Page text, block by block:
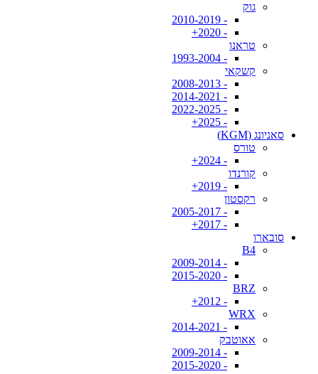
גוק
- 2010-2019
- 2020+
טראנו
- 1993-2004
קשקאי
- 2008-2013
- 2014-2021
- 2022-2025
- 2025+
סאניונג (KGM)
טורס
- 2024+
קורנדו
- 2019+
רקסטון
- 2005-2017
- 2017+
סובארו
B4
- 2009-2014
- 2015-2020
BRZ
- 2012+
WRX
- 2014-2021
אאוטבק
- 2009-2014
- 2015-2020